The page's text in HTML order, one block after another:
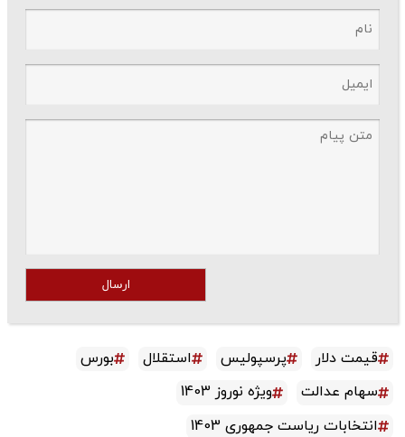
ارسال
قیمت دلار پرسپولیس استقلال
بورس
سهام عدالت
ویژه نوروز 1403
انتخابات ریاست جمهوری 1403